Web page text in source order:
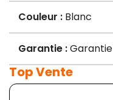
Couleur : Blanc
Garantie :Garantie
Top Vente